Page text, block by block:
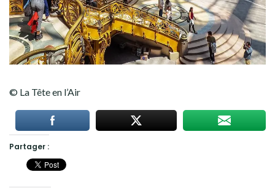
© La Tête en l’Air
Partager :